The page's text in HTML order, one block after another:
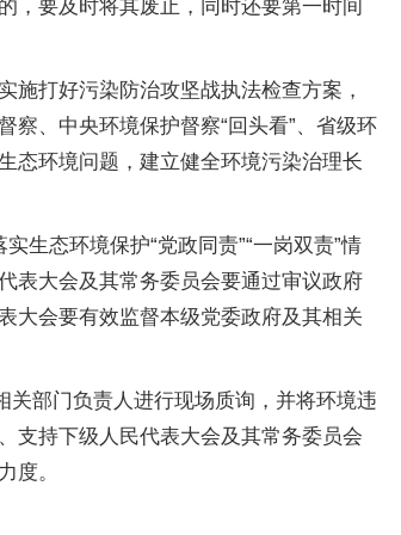
，要及时将其废止，同时还要第一时间
打好污染防治攻坚战执法检查方案，
、中央环境保护督察“回头看”、省级环
态环境问题，建立健全环境污染治理长
生态环境保护“党政同责”“一岗双责”情
表大会及其常务委员会要通过审议政府
大会要有效监督本级党委政府及其相关
关部门负责人进行现场质询，并将环境违
支持下级人民代表大会及其常务委员会
度。